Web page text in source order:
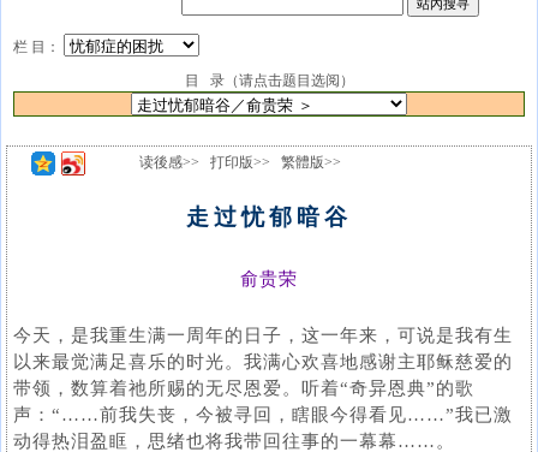
栏 目：
目 录（请点击题目选阅）
读後感>> 打印版>> 繁體版>>
走过忧郁暗谷
俞贵荣
今天，是我重生满一周年的日子，这一年来，可说是我有生
以来最觉满足喜乐的时光。我满心欢喜地感谢主耶稣慈爱的
带领，数算着祂所赐的无尽恩爱。听着“奇异恩典”的歌
声：“……前我失丧，今被寻回，瞎眼今得看见……”我已激
动得热泪盈眶，思绪也将我带回往事的一幕幕……。